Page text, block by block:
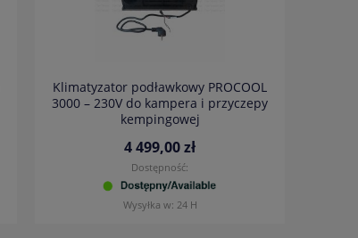
Klimatyzator podławkowy PROCOOL
3000 – 230V do kampera i przyczepy
kempingowej
4 499,00 zł
Dostępność:
Wysyłka w: 24 H